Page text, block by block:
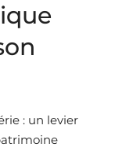
: un levier